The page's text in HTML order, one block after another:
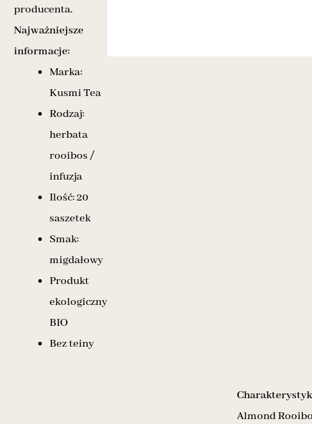
producenta.
Najważniejsze
informacje:
Marka:
Kusmi Tea
Rodzaj:
herbata
rooibos /
infuzja
Ilość: 20
saszetek
Smak:
migdałowy
Produkt
ekologiczny
BIO
Bez teiny
Almond